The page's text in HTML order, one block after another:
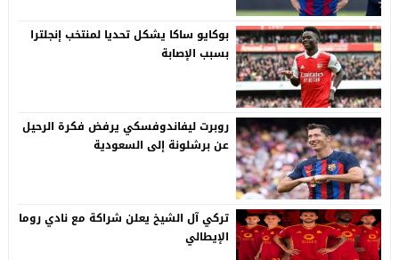
بوكايو ساكا يشكل تحديا لمنتخب إنجلترا
بسبب الإصابة
روبرت ليفاندوفسكي يرفض فكرة الرحيل
عن برشلونة إلى السعودية
تركي آل الشيخ يعلن شراكة مع نادي روما
الإيطالي